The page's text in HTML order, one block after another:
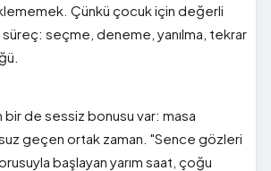
Çünkü çocuk için değerli
seçme, deneme, yanılma, tekrar
bir de sessiz bonusu var: masa
geçen ortak zaman. "Sence gözleri
başlayan yarım saat, çoğu